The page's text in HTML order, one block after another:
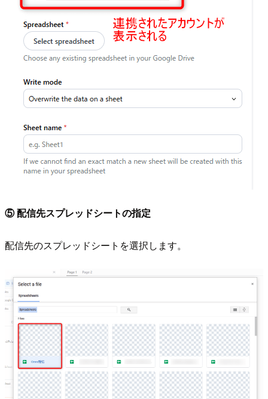
⑤ 配信先スプレッドシートの指定
配信先のスプレッドシートを選択します。